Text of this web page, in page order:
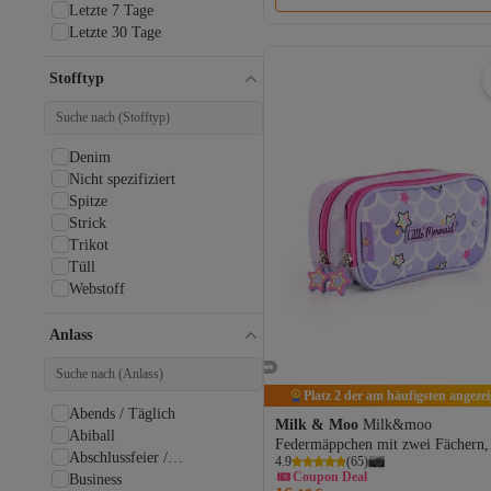
Platz 2 der am häufigsten
Milk & Moo Milk&moo
Federmäppchen mit zwei Fächern,
glitzernde Meerjungfrau
4.9 (65)
Coupon Deal
5 % Rabatt auf 2 und mehr Artikel
Yarnart
Letzte 7 Tage
Letzte 30 Tage
Stofftyp
Denim
Nicht spezifiziert
Spitze
Strick
Trikot
Tüll
Webstoff
Anlass
Abends / Täglich
Abiball
Abschlussfeier /
Abschlussball
Business